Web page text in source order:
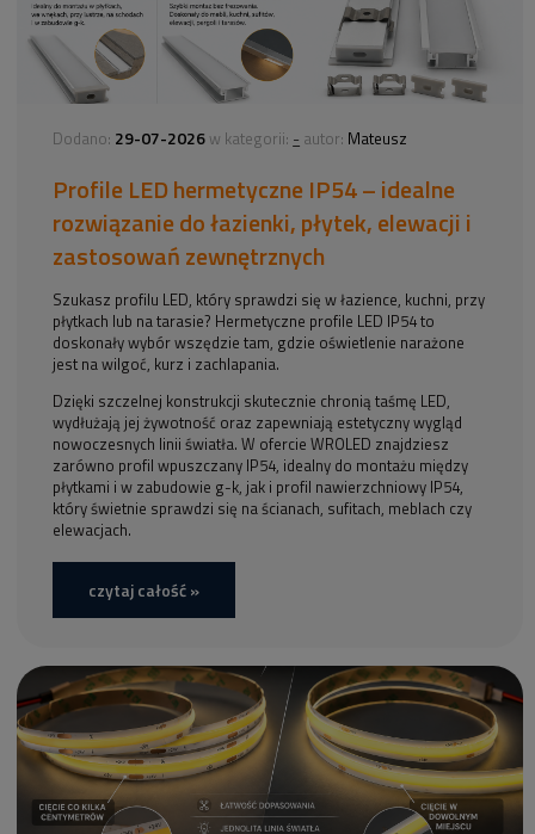
Dodano: 29-07-2026 w kategorii: - autor: Mateusz
Profile LED hermetyczne IP54 – idealne
rozwiązanie do łazienki, płytek, elewacji i
zastosowań zewnętrznych
Szukasz profilu LED, który sprawdzi się w łazience, kuchni, przy
płytkach lub na tarasie? Hermetyczne profile LED IP54 to
doskonały wybór wszędzie tam, gdzie oświetlenie narażone
jest na wilgoć, kurz i zachlapania.
Dzięki szczelnej konstrukcji skutecznie chronią taśmę LED,
wydłużają jej żywotność oraz zapewniają estetyczny wygląd
nowoczesnych linii światła. W ofercie WROLED znajdziesz
zarówno profil wpuszczany IP54, idealny do montażu między
płytkami i w zabudowie g-k, jak i profil nawierzchniowy IP54,
który świetnie sprawdzi się na ścianach, sufitach, meblach czy
elewacjach.
czytaj całość »